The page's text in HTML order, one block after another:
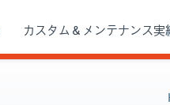
カスタム＆メンテナンス実